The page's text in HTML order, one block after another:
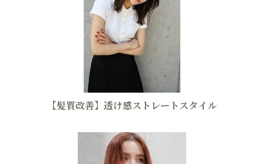
【髪質改善】透け感ストレートスタイル